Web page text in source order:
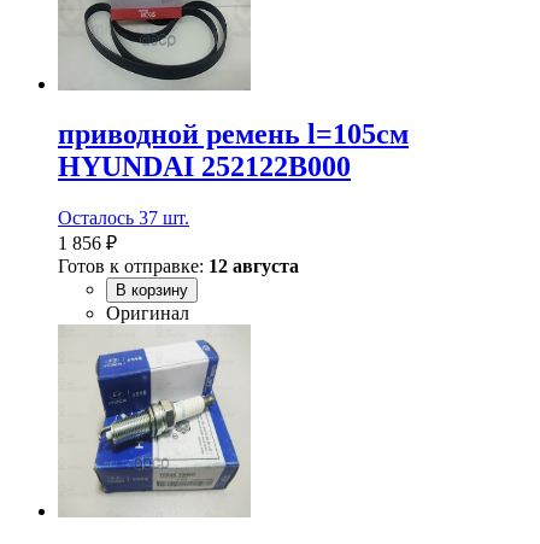
приводной ремень l=105см
HYUNDAI 252122B000
Осталось 37 шт.
1 856 ₽
Готов к отправке: 12 августа
В корзину
Оригинал